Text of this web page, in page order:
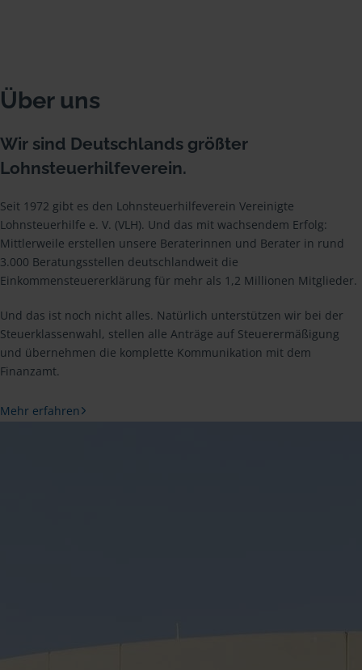
Über uns
Wir sind Deutschlands größter
Lohnsteuerhilfeverein.
Seit 1972 gibt es den Lohnsteuerhilfeverein Vereinigte
Lohnsteuerhilfe e. V. (VLH). Und das mit wachsendem Erfolg:
Mittlerweile erstellen unsere Beraterinnen und Berater in rund
3.000 Beratungsstellen deutschlandweit die
Einkommensteuererklärung für mehr als 1,2 Millionen Mitglieder.
Und das ist noch nicht alles. Natürlich unterstützen wir bei der
Steuerklassenwahl, stellen alle Anträge auf Steuerermäßigung
und übernehmen die komplette Kommunikation mit dem
Finanzamt.
Mehr erfahren